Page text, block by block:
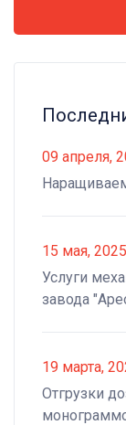
09 апреля,
15 мая, 2025
Услуги
завода
19 марта,
Отгрузки